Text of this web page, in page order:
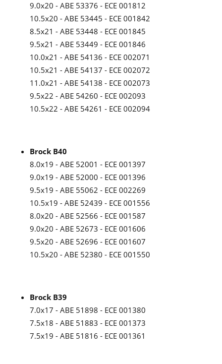
9.0x20 - ABE 53376 - ECE 001812
10.5x20 - ABE 53445 - ECE 001842
8.5x21 - ABE 53448 - ECE 001845
9.5x21 - ABE 53449 - ECE 001846
10.0x21 - ABE 54136 - ECE 002071
10.5x21 - ABE 54137 - ECE 002072
11.0x21 - ABE 54138 - ECE 002073
9.5x22 - ABE 54260 - ECE 002093
10.5x22 - ABE 54261 - ECE 002094
Brock B40
8.0x19 - ABE 52001 - ECE 001397
9.0x19 - ABE 52000 - ECE 001396
9.5x19 - ABE 55062 - ECE 002269
10.5x19 - ABE 52439 - ECE 001556
8.0x20 - ABE 52566 - ECE 001587
9.0x20 - ABE 52673 - ECE 001606
9.5x20 - ABE 52696 - ECE 001607
10.5x20 - ABE 52380 - ECE 001550
Brock B39
7.0x17 - ABE 51898 - ECE 001380
7.5x18 - ABE 51883 - ECE 001373
7.5x19 - ABE 51816 - ECE 001361